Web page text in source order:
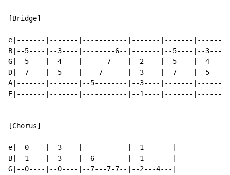
[Bridge]
e|-------|-------|-----------|-------|-------
B|--5----|--3----|--------6--|-------|--5----|--
G|--5----|--4----|------7----|--2----|--5----|--4----
D|--7----|--5----|----7------|--3----|--7----|--5----
A|-------|-------|--5--------|--3----|-------|-------|--
E|-------|-------|-----------|--1----|-------|-------
[Chorus]
e|--0----|--3----|-----------|--1-------|
B|--1----|--3----|--6--------|--1-------|
G|--0----|--0----|--7---7-7--|--2---4---|